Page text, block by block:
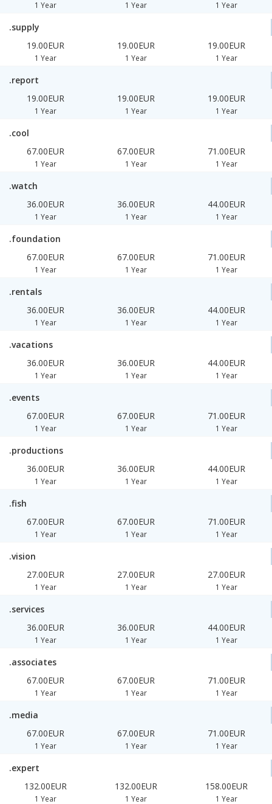
1 Year 1 Year 1 Year
.supply
19.00EUR
1 Year
19.00EUR
1 Year
19.00EUR
1 Year
.report
19.00EUR
1 Year
19.00EUR
1 Year
19.00EUR
1 Year
.cool
67.00EUR
1 Year
67.00EUR
1 Year
71.00EUR
1 Year
.watch
36.00EUR
1 Year
36.00EUR
1 Year
44.00EUR
1 Year
.foundation
67.00EUR
1 Year
67.00EUR
1 Year
71.00EUR
1 Year
.rentals
36.00EUR
1 Year
36.00EUR
1 Year
44.00EUR
1 Year
.vacations
36.00EUR
1 Year
36.00EUR
1 Year
44.00EUR
1 Year
.events
67.00EUR
1 Year
67.00EUR
1 Year
71.00EUR
1 Year
.productions
36.00EUR
1 Year
36.00EUR
1 Year
44.00EUR
1 Year
.fish
67.00EUR
1 Year
67.00EUR
1 Year
71.00EUR
1 Year
.vision
27.00EUR
1 Year
27.00EUR
1 Year
27.00EUR
1 Year
.services
36.00EUR
1 Year
36.00EUR
1 Year
44.00EUR
1 Year
.associates
67.00EUR
1 Year
67.00EUR
1 Year
71.00EUR
1 Year
.media
67.00EUR
1 Year
67.00EUR
1 Year
71.00EUR
1 Year
.expert
132.00EUR
1 Year
132.00EUR
1 Year
158.00EUR
1 Year